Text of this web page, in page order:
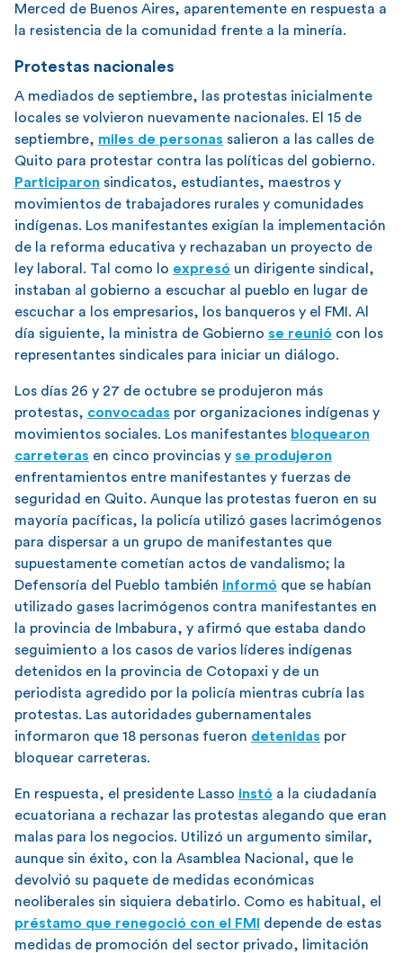
Merced de Buenos Aires, aparentemente en respuesta a
la resistencia de la comunidad frente a la minería.
Protestas nacionales
A mediados de septiembre, las protestas inicialmente
locales se volvieron nuevamente nacionales. El 15 de
septiembre, miles de personas salieron a las calles de
Quito para protestar contra las políticas del gobierno.
Participaron sindicatos, estudiantes, maestros y
movimientos de trabajadores rurales y comunidades
indígenas. Los manifestantes exigían la implementación
de la reforma educativa y rechazaban un proyecto de
ley laboral. Tal como lo expresó un dirigente sindical,
instaban al gobierno a escuchar al pueblo en lugar de
escuchar a los empresarios, los banqueros y el FMI. Al
día siguiente, la ministra de Gobierno se reunió con los
representantes sindicales para iniciar un diálogo.
Los días 26 y 27 de octubre se produjeron más
protestas, convocadas por organizaciones indígenas y
movimientos sociales. Los manifestantes bloquearon
carreteras en cinco provincias y se produjeron
enfrentamientos entre manifestantes y fuerzas de
seguridad en Quito. Aunque las protestas fueron en su
mayoría pacíficas, la policía utilizó gases lacrimógenos
para dispersar a un grupo de manifestantes que
supuestamente cometían actos de vandalismo; la
Defensoría del Pueblo también informó que se habían
utilizado gases lacrimógenos contra manifestantes en
la provincia de Imbabura, y afirmó que estaba dando
seguimiento a los casos de varios líderes indígenas
detenidos en la provincia de Cotopaxi y de un
periodista agredido por la policía mientras cubría las
protestas. Las autoridades gubernamentales
informaron que 18 personas fueron detenidas por
bloquear carreteras.
En respuesta, el presidente Lasso instó a la ciudadanía
ecuatoriana a rechazar las protestas alegando que eran
malas para los negocios. Utilizó un argumento similar,
aunque sin éxito, con la Asamblea Nacional, que le
devolvió su paquete de medidas económicas
neoliberales sin siquiera debatirlo. Como es habitual, el
préstamo que renegoció con el FMI
depende de estas
medidas de promoción del sector privado, limitación